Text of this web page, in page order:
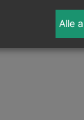
Alle